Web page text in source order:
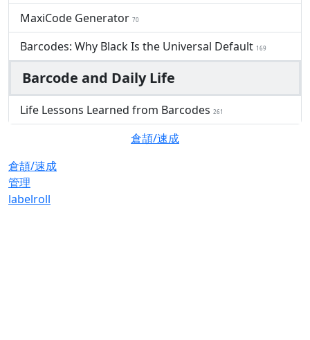
MaxiCode Generator 70
Barcodes: Why Black Is the Universal Default 169
Barcode and Daily Life
Life Lessons Learned from Barcodes 261
倉頡/速成
倉頡/速成
管理
labelroll